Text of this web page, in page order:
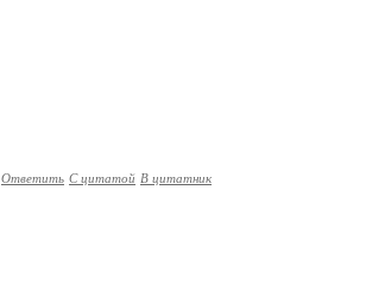
Ответить С цитатой В цитатник